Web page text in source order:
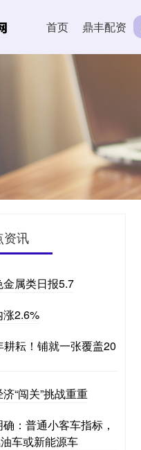
首页 鼎丰配资
资讯
属类日报5.7
2.6%
耘！铺就一张覆盖20
“闯关”挑战重重
：普通小客车指标，
车或新能源车